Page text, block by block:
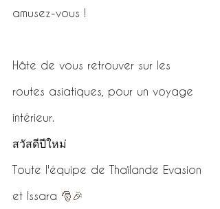
amusez-vous !
Hâte de vous retrouver sur les
routes asiatiques, pour un voyage
intérieur.
สวัสดีปีใหม่
Toute l'équipe de Thaïlande Evasion
et Issara 🎅🎉